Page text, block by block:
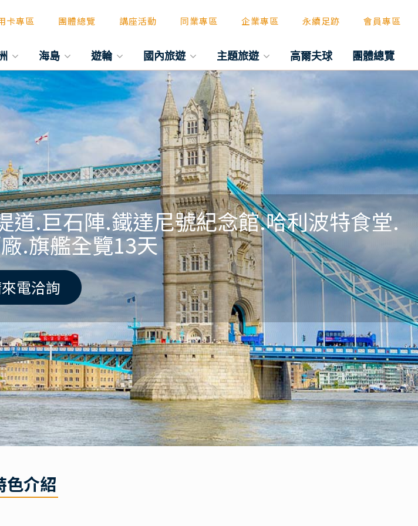
卡專區 團體總覽 講座活動 同業專區 企業專區 永續足跡 會員專區
海島 遊輪 國內旅遊 主題旅遊 高爾夫球 團體總覽
.巨石陣.鐵達尼號紀念館.哈利波特食堂.
.旗艦全覽13天
電洽詢
色介紹